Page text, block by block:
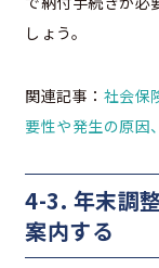
しょう。
関連記事： 社会保
要性や発生の原因
4-3. 年末調
案内する